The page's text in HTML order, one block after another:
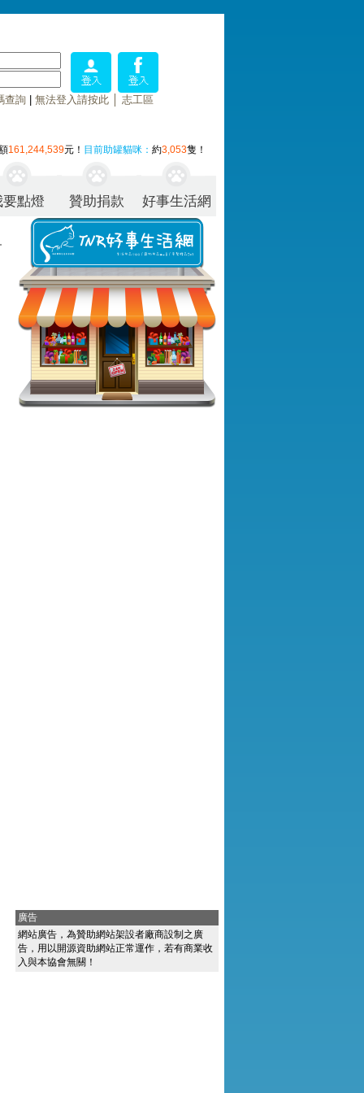
查詢| 無法登入請按此│ 志工區
161,244,539元！ 目前助罐貓咪： 約3,053隻！
要點燈 贊助捐款 好事生活網
廣告
網站廣告，為贊助網站架設者廠商設制之廣
告，用以開源資助網站正常運作，若有商業收
入與本協會無關！